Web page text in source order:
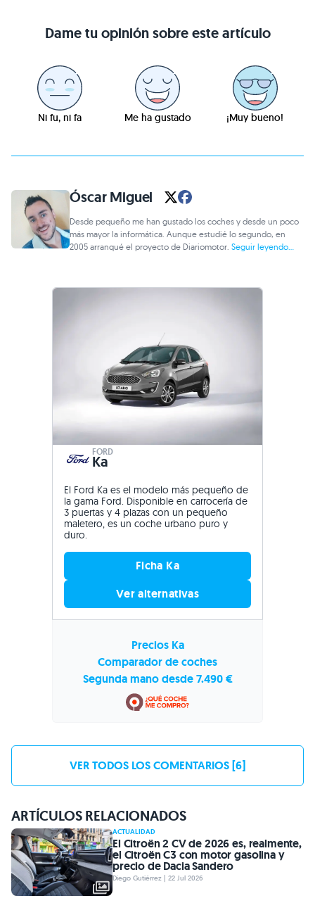
Dame tu opinión sobre este artículo
Ni fu, ni fa Me ha gustado ¡Muy bueno!
Óscar Miguel
Desde pequeño me han gustado los coches y desde un poco
más mayor la informática. Aunque estudié lo segundo, en
2005 arranqué el proyecto de Diariomotor.Seguir leyendo...
FORD
Ka
El Ford Ka es el modelo más pequeño de
la gama Ford. Disponible en carrocería de
3 puertas y 4 plazas con un pequeño
maletero, es un coche urbano puro y
duro.
Ficha Ka
Ver alternativas
Precios Ka
Comparador de coches
Segunda mano desde 7.490 €
VER TODOS LOS COMENTARIOS [6]
ARTÍCULOS RELACIONADOS
ACTUALIDAD
El Citroën 2 CV de 2026 es, realmente,
el Citroën C3 con motor gasolina y
precio de Dacia Sandero
Diego Gutiérrez | 22 Jul 2026